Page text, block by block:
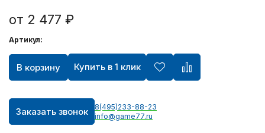
от 2 477 ₽
Артикул:
В корзину Купить в 1 клик
Заказать звонок
8(495)233-88-23
info@game77.ru